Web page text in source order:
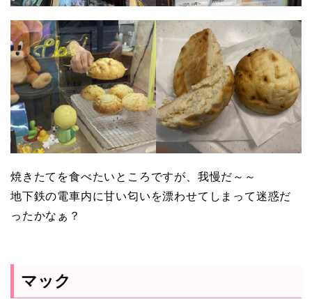
焼きたてを食べたいところですが、我慢だ～～
地下鉄の電車内に甘い匂いを漂わせてしまって迷惑だ
ったかなぁ？
マック